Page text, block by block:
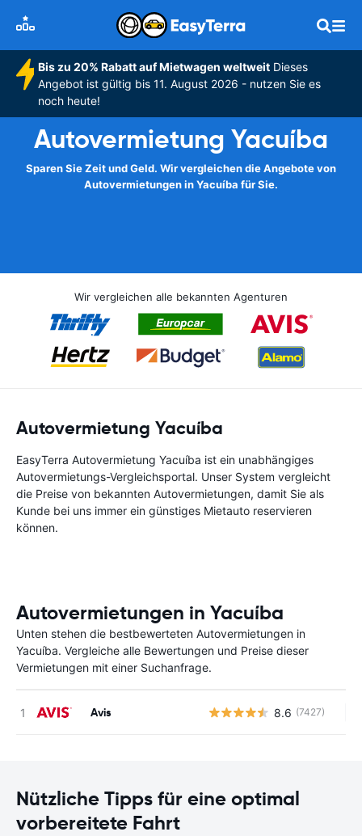
Bis zu 20% Rabatt auf Mietwagen weltweitDieses
Angebot ist gültig bis 11. August 2026 - nutzen Sie es
noch heute!
Autovermietung Yacuíba
Sparen Sie Zeit und Geld. Wir vergleichen die Angebote von
Autovermietungen in Yacuíba für Sie.
Wir vergleichen alle bekannten Agenturen
Autovermietung Yacuíba
EasyTerra Autovermietung Yacuíba ist ein unabhängiges
Autovermietungs-Vergleichsportal. Unser System vergleicht
die Preise von bekannten Autovermietungen, damit Sie als
Kunde bei uns immer ein günstiges Mietauto reservieren
können.
Autovermietungen in Yacuíba
Unten stehen die bestbewerteten Autovermietungen in
Yacuíba. Vergleiche alle Bewertungen und Preise dieser
Vermietungen mit einer Suchanfrage.
Avis 8.6 (7427)
Nützliche Tipps für eine optimal
vorbereitete Fahrt